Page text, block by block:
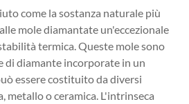
come la sostanza naturale più
mole diamantate un'eccezionale
termica. Queste mole sono
di diamante incorporate in un
essere costituito da diversi
metallo o ceramica. L'intrinseca